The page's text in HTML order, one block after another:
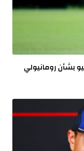
بشأن رومانيولي